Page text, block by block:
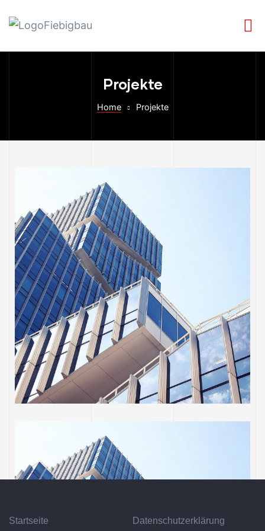
Projekte
Home Projekte
SANIERUNG
Ort: Bergisch-Gladbach
Startseite Datenschutzerklärung